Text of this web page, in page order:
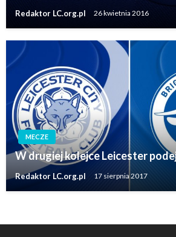
Redaktor LC.org.pl 26 kwietnia 2016
MECZE
W drugiej kolejce Leicester
Redaktor LC.org.pl 17 sierpnia 2017